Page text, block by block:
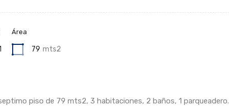
Área
79 mts2
piso de 79 mts2, 3 habitaciones, 2 baños, 1 parqueadero.